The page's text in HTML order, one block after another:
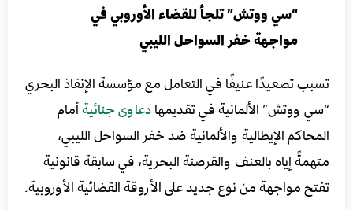
“سي ووتش” تلجأ للقضاء الأوروبي في
مواجهة خفر السواحل الليبي
تسبب تصعيدًا عنيفًا في التعامل مع مؤسسة الإنقاذ البحري
“سي ووتش” الألمانية في تقديمهادعاوى جنائيةأمام
المحاكم الإيطالية والألمانية ضد خفر السواحل الليبي،
متهمةً إياه بالعنف والقرصنة البحرية، في سابقة قانونية
تفتح مواجهة من نوع جديد على الأروقة القضائية الأوروبية.